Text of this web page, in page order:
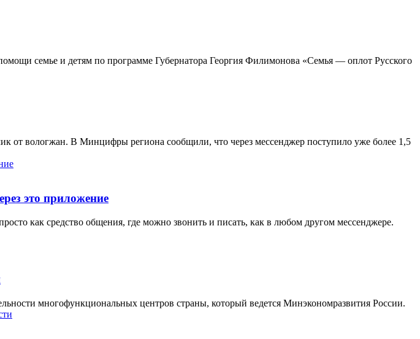
семье и детям по программе Губернатора Георгия Филимонова «Семья — оплот Русского
от вологжан. В Минцифры региона сообщили, что через мессенджер поступило уже более 1,5
это приложение
как средство общения, где можно звонить и писать, как в любом другом мессенджере.
многофункциональных центров страны, который ведется Минэкономразвития России.